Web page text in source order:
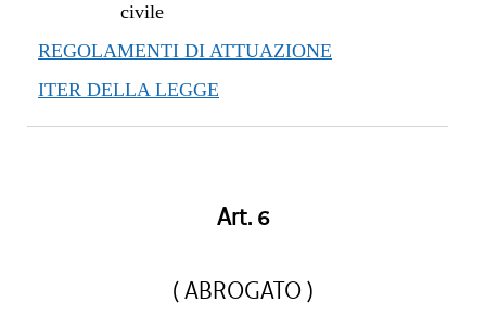
civile
REGOLAMENTI DI ATTUAZIONE
ITER DELLA LEGGE
Art. 6
( ABROGATO )